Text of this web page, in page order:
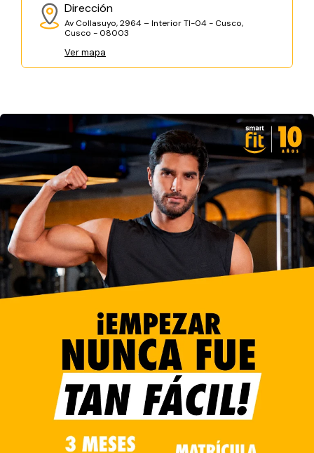
Dirección
Av Collasuyo, 2964 – Interior TI-04 - Cusco,
Cusco - 08003
Ver mapa